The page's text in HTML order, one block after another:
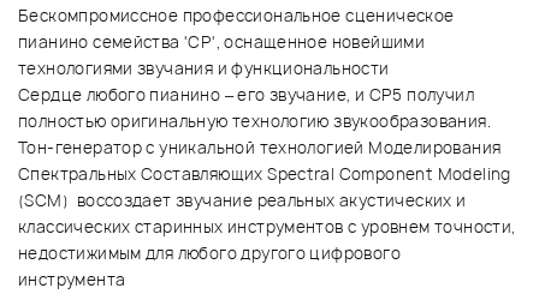
Бескомпромиссное профессиональное сценическое
пианино семейства 'CP', оснащенное новейшими
технологиями звучания и функциональности
Сердце любого пианино – его звучание, и CP5 получил
полностью оригинальную технологию звукообразования.
Тон-генератор с уникальной технологией Моделирования
Спектральных Составляющих Spectral Component Modeling
(SCM) воссоздает звучание реальных акустических и
классических старинных инструментов с уровнем точности,
недостижимым для любого другого цифрового